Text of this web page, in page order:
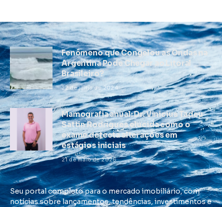
Fenômeno que Congelou as Ondas na
Argentina Pode Chegar ao Litoral
Brasileiro?
22 de julho de 2024
Mamografia anual: Dr. Vinicius Tadeu
Sattin Rodrigues elucida como o
exame detecta alterações em
estágios iniciais
21 de maio de 2026
Seu portal completo para o mercado imobiliário, com
notícias sobre lançamentos, tendências, investimentos e